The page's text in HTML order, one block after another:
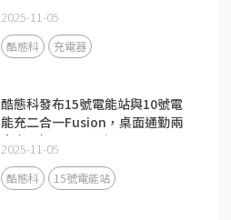
2025-11-05
酷態科 充電器
酷態科發布15號電能站與10號電
能充二合一Fusion，桌面通勤兩
大充電場景全面升級
2025-11-05
酷態科 15號電能站